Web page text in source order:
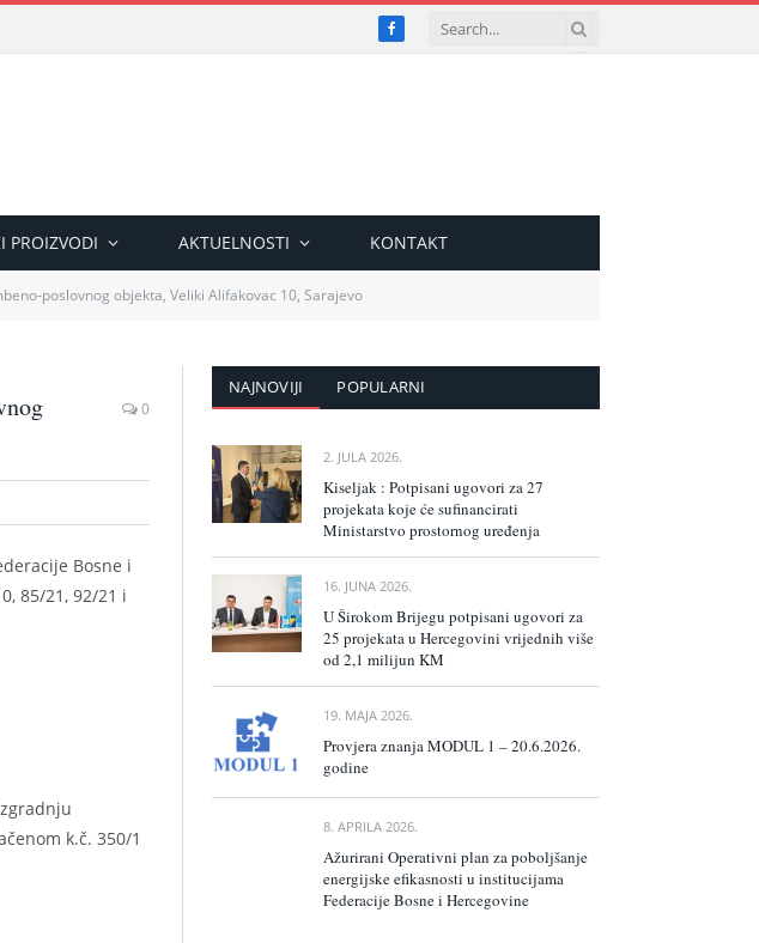
Facebook
PROIZVODI AKTUELNOSTI KONTAKT
poslovnog objekta, Veliki Alifakovac 10, Sarajevo
0
Bosne i
85/21, 92/21 i
k.č. 350/1
NAJNOVIJI POPULARNI
2. JULA 2026.
Kiseljak : Potpisani ugovori za 27
projekata koje će sufinancirati
Ministarstvo prostornog uređenja
16. JUNA 2026.
U Širokom Brijegu potpisani ugovori za
25 projekata u Hercegovini vrijednih više
od 2,1 milijun KM
19. MAJA 2026.
Provjera znanja MODUL 1 – 20.6.2026.
godine
8. APRILA 2026.
Ažurirani Operativni plan za poboljšanje
energijske efikasnosti u institucijama
Federacije Bosne i Hercegovine